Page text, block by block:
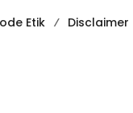
Etik Disclaimer